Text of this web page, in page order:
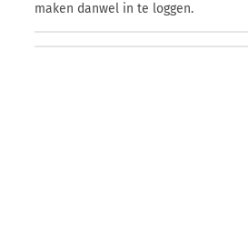
maken danwel in te loggen.